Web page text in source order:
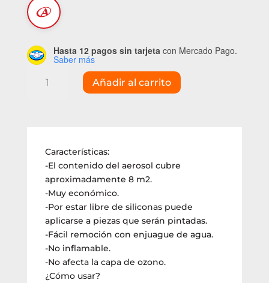
Hasta 12 pagos sin tarjeta con Mercado Pago.
Saber más
Antiadherente
cantidad
Añadir al carrito
Características:
-El contenido del aerosol cubre
aproximadamente 8 m2.
-Muy económico.
-Por estar libre de siliconas puede
aplicarse a piezas que serán pintadas.
-Fácil remoción con enjuague de agua.
-No inflamable.
-No afecta la capa de ozono.
¿Cómo usar?